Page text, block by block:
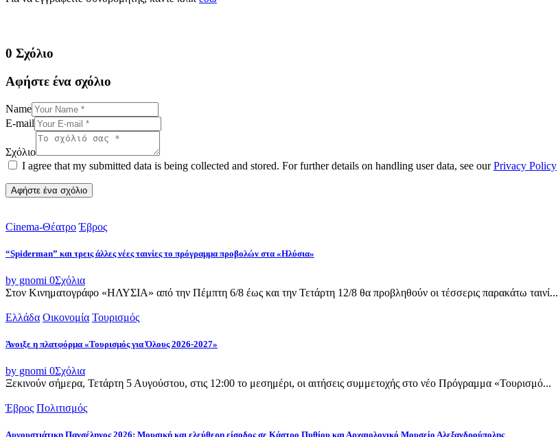
0 Σχόλιο
Αφήστε ένα σχόλιο
Name
E-mail
Σχόλιο
I agree that my submitted data is being collected and stored. For further details on handling user data, see ourPrivacy Policy
Cinema-Θέατρο Έβρος
“Spiderman” και τρεις άλλες νέες ταινίες το πρόγραμμα προβολών στα «Ηλύσια»
by gnomi 0Σχόλια
Στον Κινηματογράφο «ΗΛΥΣΙΑ» από την Πέμπτη 6/8 έως και την Τετάρτη 12/8 θα προβληθούν οι τέσσερις παρακάτω ταινί...
Ελλάδα Οικονομία Τουρισμός
Άνοιξε η πλατφόρμα «Τουρισμός για Όλους 2026-2027»
by gnomi 0Σχόλια
Ξεκινούν σήμερα, Τετάρτη 5 Αυγούστου, στις 12:00 το μεσημέρι, οι αιτήσεις συμμετοχής στο νέο Πρόγραμμα «Τουρισμό...
Έβρος Πολιτισμός
Αυγουστιάτικη Πανσέληνος 2026: Μουσική και ελεύθερη είσοδος σε Κάστρο Πυθίου και Αρχαιολογικό Μουσείο Αλεξανδρούπολης